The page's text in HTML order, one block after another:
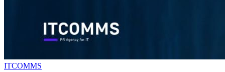
ITCOMMS